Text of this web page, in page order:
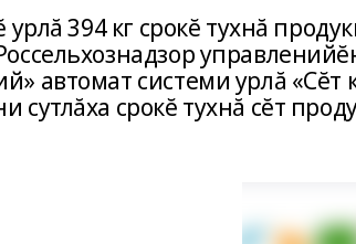
394 кг срокĕ тухнă
автомат системи урлă «Сĕт
срокĕ тухнă сĕт